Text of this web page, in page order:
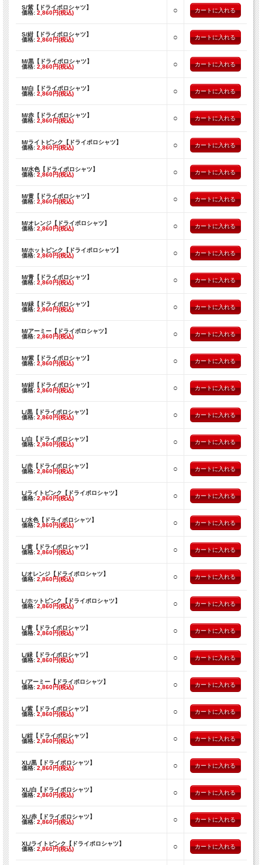
S/紫【ドライポロシャツ】
価格: 2,860円(税込) ○
S/紺【ドライポロシャツ】
価格: 2,860円(税込) ○
M/黒【ドライポロシャツ】
価格: 2,860円(税込) ○
M/白【ドライポロシャツ】
価格: 2,860円(税込) ○
M/赤【ドライポロシャツ】
価格: 2,860円(税込) ○
M/ライトピンク【ドライポロシャツ】
価格: 2,860円(税込) ○
M/水色【ドライポロシャツ】
価格: 2,860円(税込) ○
M/黄【ドライポロシャツ】
価格: 2,860円(税込) ○
M/オレンジ【ドライポロシャツ】
価格: 2,860円(税込) ○
M/ホットピンク【ドライポロシャツ】
価格: 2,860円(税込) ○
M/青【ドライポロシャツ】
価格: 2,860円(税込) ○
M/緑【ドライポロシャツ】
価格: 2,860円(税込) ○
M/アーミー【ドライポロシャツ】
価格: 2,860円(税込) ○
M/紫【ドライポロシャツ】
価格: 2,860円(税込) ○
M/紺【ドライポロシャツ】
価格: 2,860円(税込) ○
L/黒【ドライポロシャツ】
価格: 2,860円(税込) ○
L/白【ドライポロシャツ】
価格: 2,860円(税込) ○
L/赤【ドライポロシャツ】
価格: 2,860円(税込) ○
L/ライトピンク【ドライポロシャツ】
価格:2,860円(税込) ○
L/水色【ドライポロシャツ】
価格: 2,860円(税込) ○
L/黄【ドライポロシャツ】
価格: 2,860円(税込) ○
L/オレンジ【ドライポロシャツ】
価格: 2,860円(税込) ○
L/ホットピンク【ドライポロシャツ】
価格: 2,860円(税込) ○
L/青【ドライポロシャツ】
価格: 2,860円(税込) ○
L/緑【ドライポロシャツ】
価格: 2,860円(税込) ○
L/アーミー【ドライポロシャツ】
価格: 2,860円(税込) ○
L/紫【ドライポロシャツ】
価格: 2,860円(税込) ○
L/紺【ドライポロシャツ】
価格: 2,860円(税込) ○
XL/黒【ドライポロシャツ】
価格:2,860円(税込) ○
XL/白【ドライポロシャツ】
価格: 2,860円(税込) ○
XL/赤【ドライポロシャツ】
価格: 2,860円(税込) ○
XL/ライトピンク【ドライポロシャツ】
価格: 2,860円(税込) ○